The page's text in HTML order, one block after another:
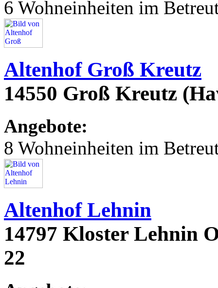
6 Wohneinheiten im
Altenhof Groß Kreutz
14550 Groß Kreutz
Angebote:
8 Wohneinheiten im
Altenhof Lehnin
14797 Kloster Lehnin
22